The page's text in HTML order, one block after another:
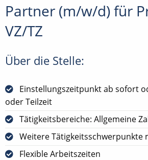
Partner (m/w/d) für
VZ/TZ
Über die Stelle:
Einstellungszeitpunkt ab sofort
oder Teilzeit
Tätigkeitsbereiche: Allgemeine
Weitere Tätigkeitsschwerpunkte
Flexible Arbeitszeiten